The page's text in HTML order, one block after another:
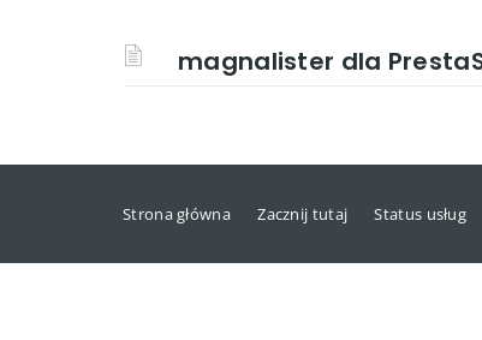
magnalister dla
Strona główna Zacznij tutaj Status usług